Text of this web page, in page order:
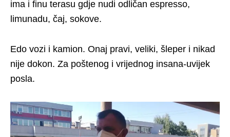
ima i finu terasu gdje nudi odličan espresso,
limunadu, čaj, sokove.
Edo vozi i kamion. Onaj pravi, veliki, šleper i nikad
nije dokon. Za poštenog i vrijednog insana-uvijek
posla.